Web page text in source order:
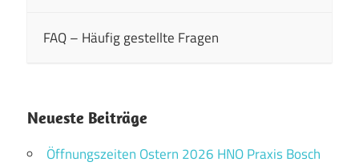
FAQ – Häufig gestellte Fragen
Neueste Beiträge
Öffnungszeiten Ostern 2026 HNO Praxis Bosch